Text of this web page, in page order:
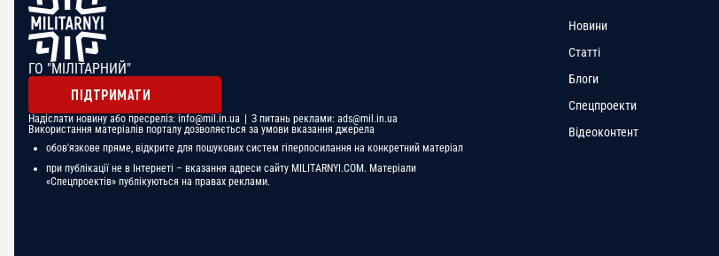
ГО "МІЛІТАРНИЙ"
ПІДТРИМАТИ
Надіслати новину або пресреліз: info@mil.in.ua | З питань реклами: ads@mil.in.ua
Використання матеріалів порталу дозволяється за умови вказання джерела
обов'язкове пряме, відкрите для пошукових систем гіперпосилання на конкретний матеріал
при публікації не в Інтернеті – вказання адреси сайту MILITARNYI.COM. Матеріали
«Спецпроектів» публікуються на правах реклами.
Новини
Статті
Блоги
Спецпроекти
Відеоконтент